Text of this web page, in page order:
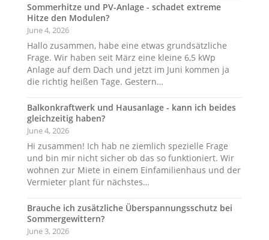
Sommerhitze und PV-Anlage - schadet extreme
Hitze den Modulen?
June 4, 2026
Hallo zusammen, habe eine etwas grundsätzliche
Frage. Wir haben seit März eine kleine 6,5 kWp
Anlage auf dem Dach und jetzt im Juni kommen ja
die richtig heißen Tage. Gestern…
Balkonkraftwerk und Hausanlage - kann ich beides
gleichzeitig haben?
June 4, 2026
Hi zusammen! Ich hab ne ziemlich spezielle Frage
und bin mir nicht sicher ob das so funktioniert. Wir
wohnen zur Miete in einem Einfamilienhaus und der
Vermieter plant für nächstes…
Brauche ich zusätzliche Überspannungsschutz bei
Sommergewittern?
June 3, 2026